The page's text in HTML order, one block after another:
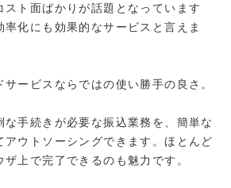
スト面ばかりが話題となっています
化にも効果的なサービスと言えま
ービスならではの使い勝手の良さ。
手続きが必要な振込業務を、簡単な
アウトソーシングできます。ほとんど
上で完了できるのも魅力です。